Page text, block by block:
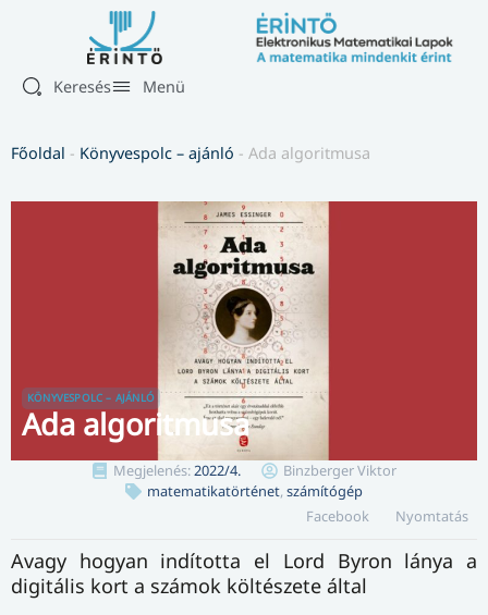
Keresés Menü
Főoldal - Könyvespolc – ajánló - Ada algoritmusa
KÖNYVESPOLC – AJÁNLÓ
Ada algoritmusa
Megjelenés:2022/4.
Binzberger Viktor
matematikatörténet, számítógép
Facebook
Nyomtatás
Avagy hogyan indította el Lord Byron lánya a
digitális kort a számok költészete által